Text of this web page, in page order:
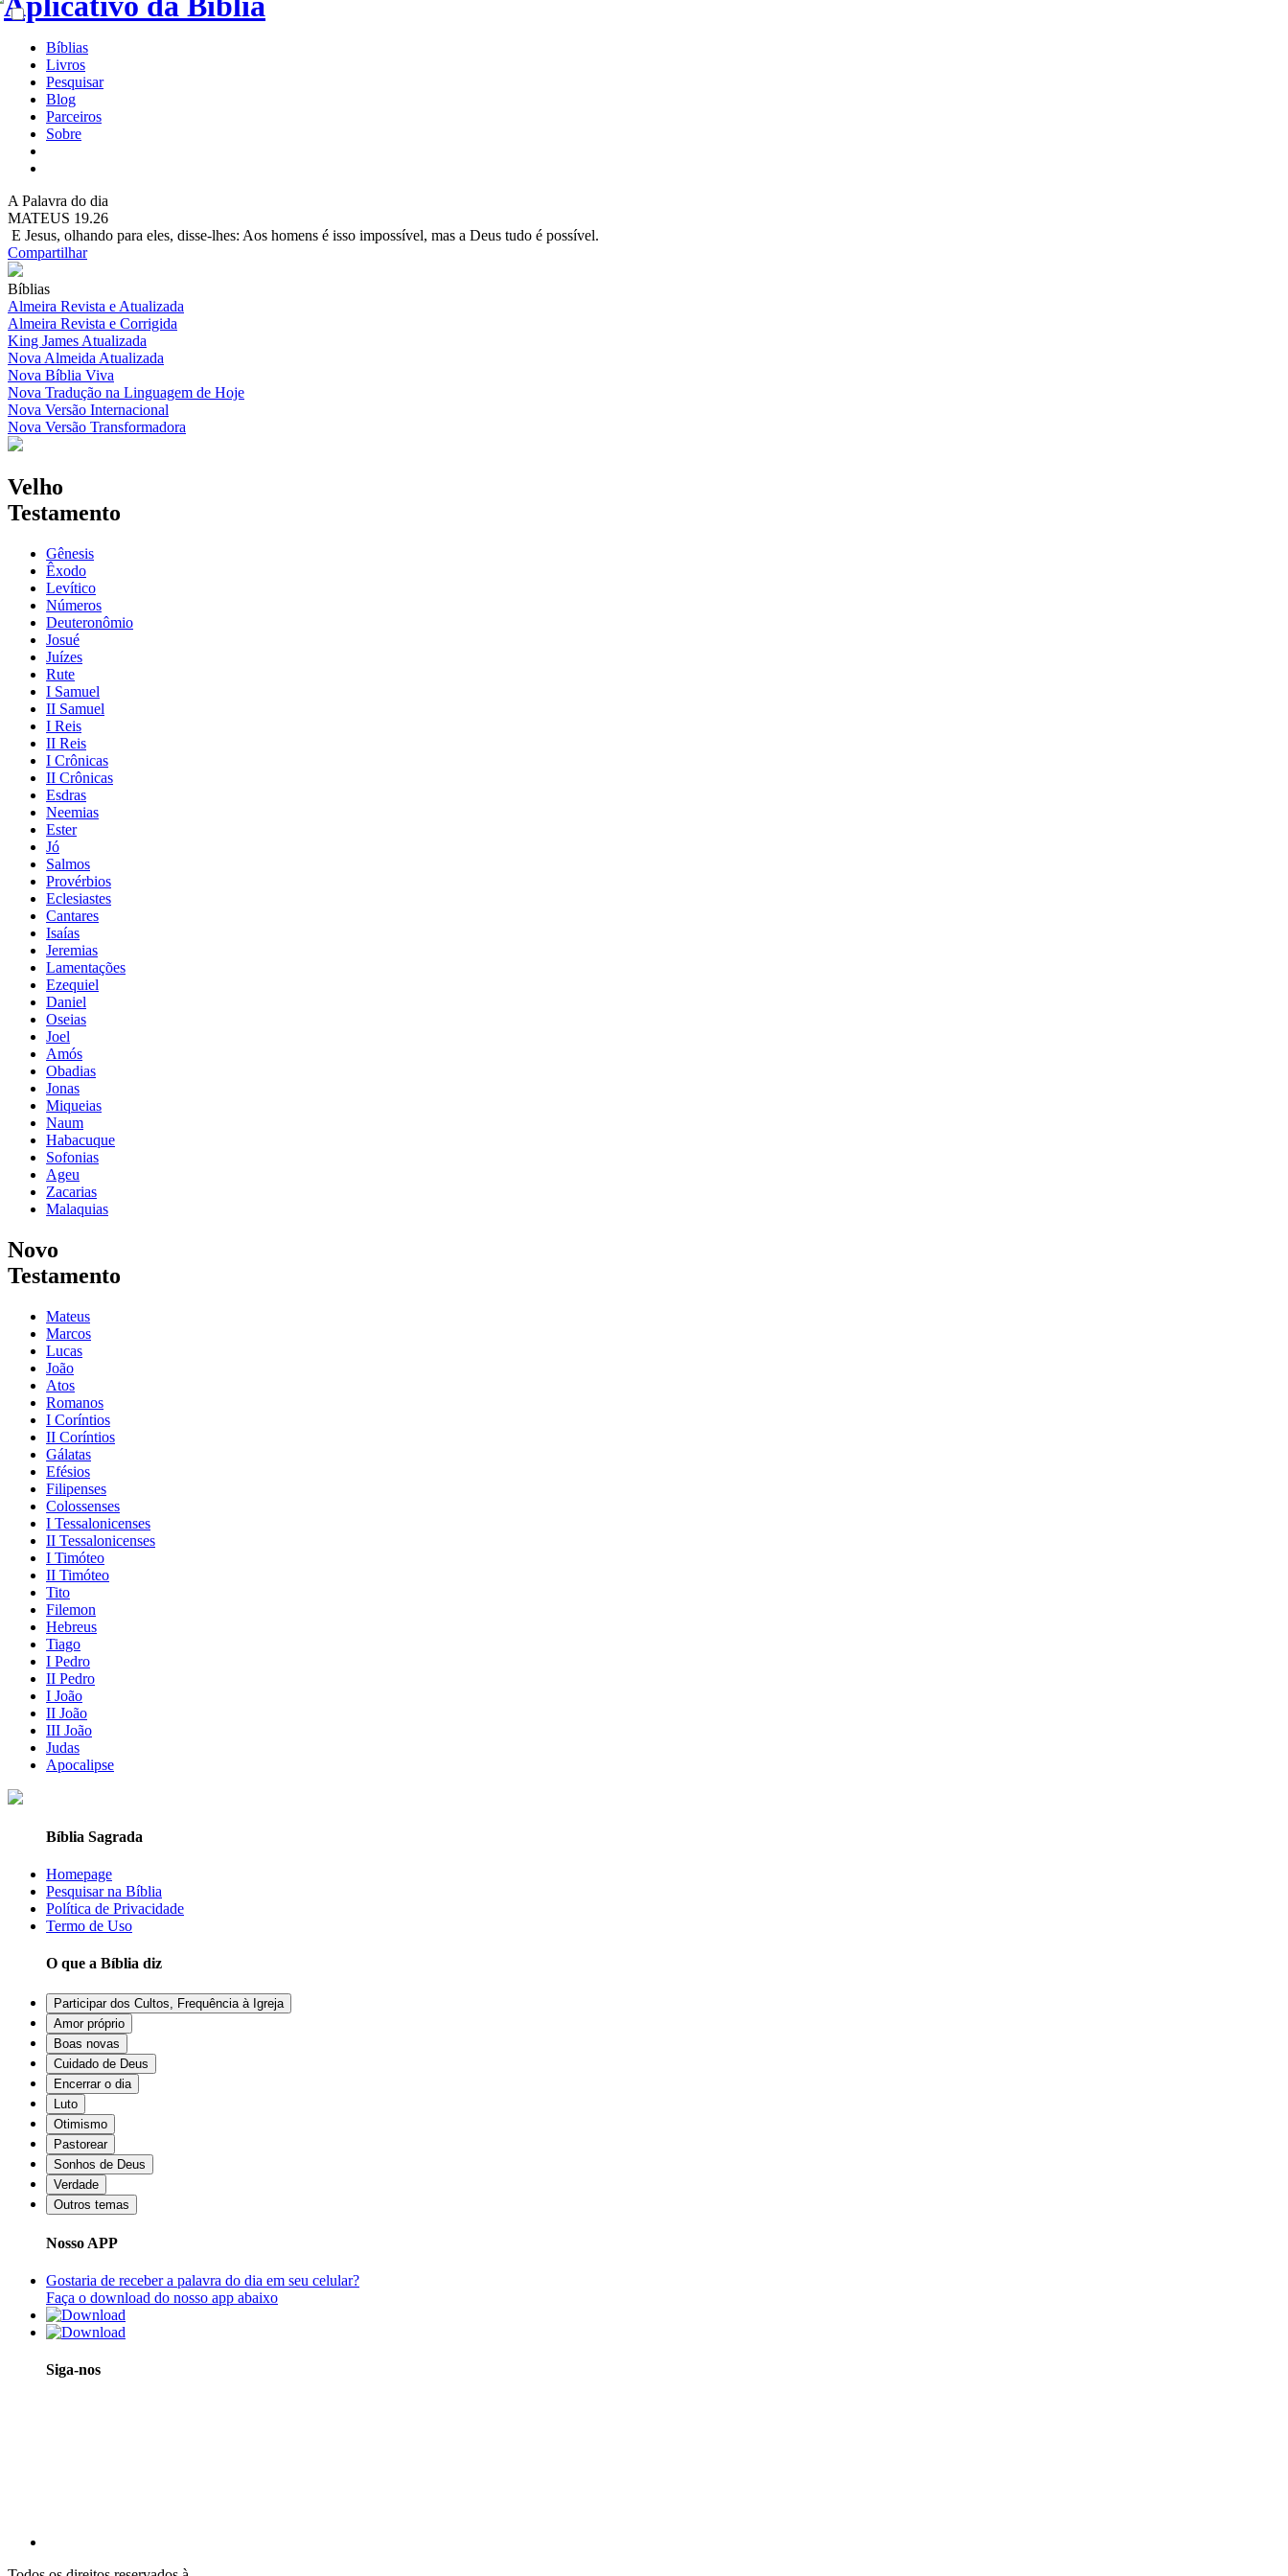
Bíblias
Livros
Pesquisar
Blog
Parceiros
Sobre
A Palavra do dia
MATEUS 19.26
E Jesus, olhando para eles, disse-lhes: Aos homens é isso impossível, mas a Deus tudo é possível.
Compartilhar
Bíblias
Almeira Revista e Atualizada
Almeira Revista e Corrigida
King James Atualizada
Nova Almeida Atualizada
Nova Bíblia Viva
Nova Tradução na Linguagem de Hoje
Nova Versão Internacional
Nova Versão Transformadora
Velho
Testamento
Gênesis
Êxodo
Levítico
Números
Deuteronômio
Josué
Juízes
Rute
I Samuel
II Samuel
I Reis
II Reis
I Crônicas
II Crônicas
Esdras
Neemias
Ester
Jó
Salmos
Provérbios
Eclesiastes
Cantares
Isaías
Jeremias
Lamentações
Ezequiel
Daniel
Oseias
Joel
Amós
Obadias
Jonas
Miqueias
Naum
Habacuque
Sofonias
Ageu
Zacarias
Malaquias
Novo
Testamento
Mateus
Marcos
Lucas
João
Atos
Romanos
I Coríntios
II Coríntios
Gálatas
Efésios
Filipenses
Colossenses
I Tessalonicenses
II Tessalonicenses
I Timóteo
II Timóteo
Tito
Filemon
Hebreus
Tiago
I Pedro
II Pedro
I João
II João
III João
Judas
Apocalipse
Bíblia Sagrada
Homepage
Pesquisar na Bíblia
Política de Privacidade
Termo de Uso
O que a Bíblia diz
Participar dos Cultos, Frequência à Igreja
Amor próprio
Boas novas
Cuidado de Deus
Encerrar o dia
Luto
Otimismo
Pastorear
Sonhos de Deus
Verdade
Outros temas
Nosso APP
Gostaria de receber a palavra do dia em seu celular?
Faça o download do nosso app abaixo
Siga-nos